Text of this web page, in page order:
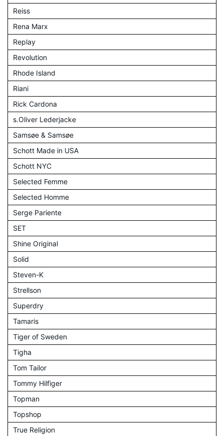
Reiss
Rena Marx
Replay
Revolution
Rhode Island
Riani
Rick Cardona
s.Oliver Lederjacke
Samsøe & Samsøe
Schott Made in USA
Schott NYC
Selected Femme
Selected Homme
Serge Pariente
SET
Shine Original
Solid
Steven-K
Strellson
Superdry
Tamaris
Tiger of Sweden
Tigha
Tom Tailor
Tommy Hilfiger
Topman
Topshop
True Religion